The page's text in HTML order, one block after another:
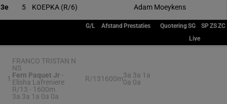
3e 5 KOEPKA (R/6) Adam Moeykens
G/L Afstand Prestaties QuoteringSG SPZSZC
Live
1
FRANCO TRISTAN N
NS
Fern Paquet Jr-
Elisha Lafreniere
R/13 - 1600m
3a 3a 1a 0a 0a
R/131600m3a 3a 1a
0a 0a